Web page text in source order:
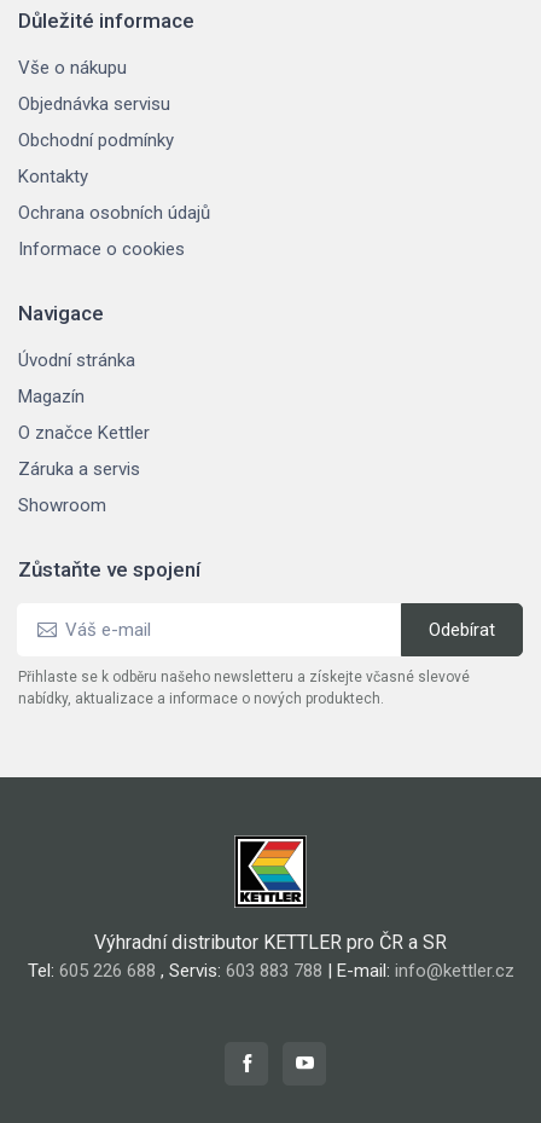
Důležité informace
Vše o nákupu
Objednávka servisu
Obchodní podmínky
Kontakty
Ochrana osobních údajů
Informace o cookies
Navigace
Úvodní stránka
Magazín
O značce Kettler
Záruka a servis
Showroom
Zůstaňte ve spojení
Přihlaste se k odběru našeho newsletteru a získejte včasné slevové
nabídky, aktualizace a informace o nových produktech.
Výhradní distributor KETTLER pro ČR a SR
Tel: 605 226 688 , Servis: 603 883 788 | E-mail: info@kettler.cz